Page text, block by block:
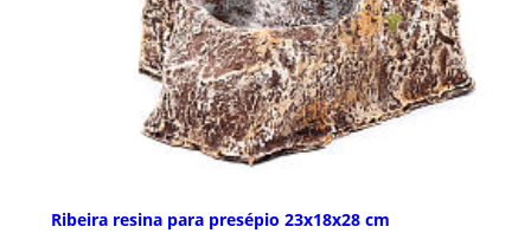
Ribeira resina para presépio 23x18x28 cm